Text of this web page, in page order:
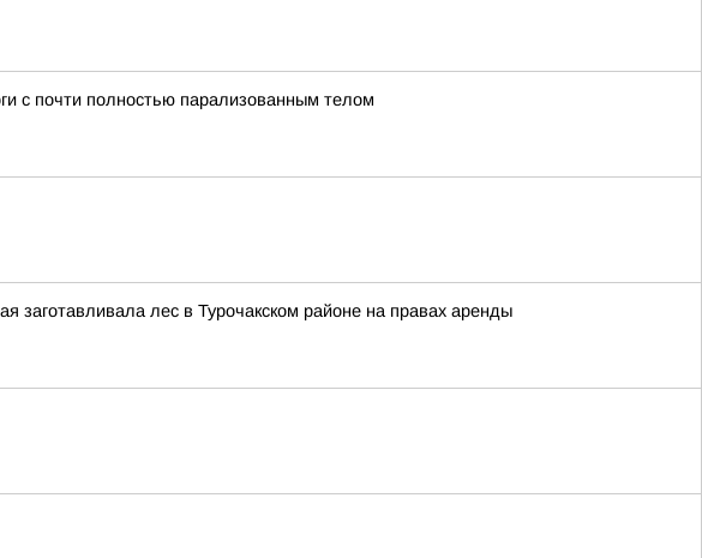
с почти полностью парализованным телом
заготавливала лес в Турочакском районе на правах аренды